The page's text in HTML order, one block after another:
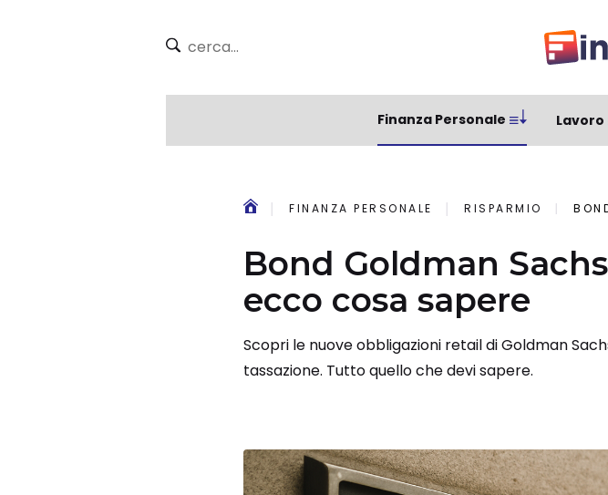
Finanza Personale Lavoro
FINANZA PERSONALE RISPARMIO
Bond Goldman
ecco cosa sapere
Scopri le nuove obbligazioni retail di Goldman
tassazione. Tutto quello che devi sapere.